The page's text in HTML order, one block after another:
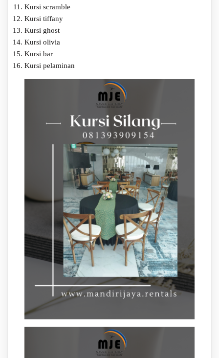
Kursi scramble
Kursi tiffany
Kursi ghost
Kursi olivia
Kursi bar
Kursi pelaminan